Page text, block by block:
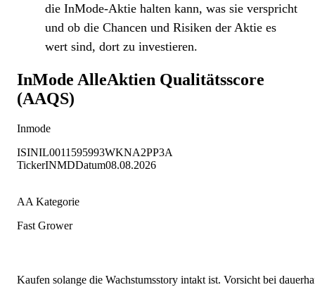
die InMode-Aktie halten kann, was sie verspricht
und ob die Chancen und Risiken der Aktie es
wert sind, dort zu investieren.
InMode AlleAktien Qualitätsscore
(AAQS)
Inmode
ISINIL0011595993WKNA2PP3A
TickerINMDDatum08.08.2026
AA Kategorie
Fast Grower
Kaufen solange die Wachstumsstory intakt ist. Vorsicht bei